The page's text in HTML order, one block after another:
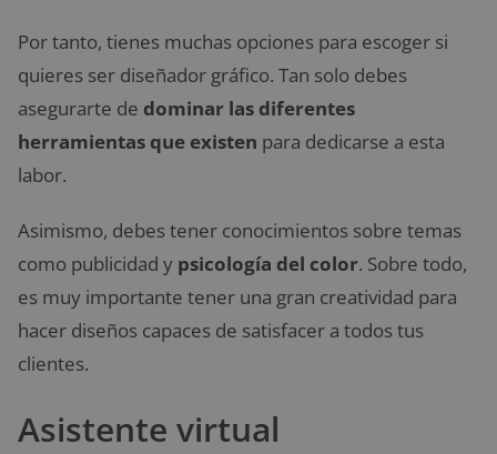
Por tanto, tienes muchas opciones para escoger si
quieres ser diseñador gráfico. Tan solo debes
asegurarte de dominar las diferentes
herramientas que existen para dedicarse a esta
labor.
Asimismo, debes tener conocimientos sobre temas
como publicidad y psicología del color. Sobre todo,
es muy importante tener una gran creatividad para
hacer diseños capaces de satisfacer a todos tus
clientes.
Asistente virtual